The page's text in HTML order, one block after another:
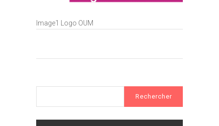
Image1 Logo OUM